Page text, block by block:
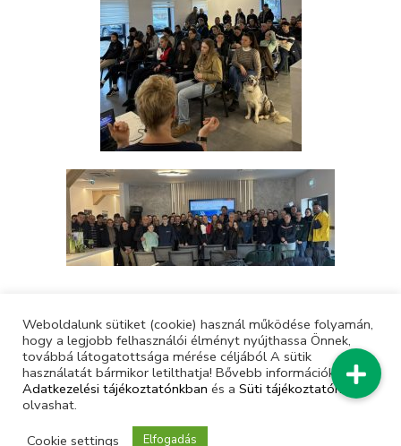
Weboldalunk sütiket (cookie) használ működése folyamán,
hogy a legjobb felhasználói élményt nyújthassa Önnek,
továbbá látogatottsága mérése céljából A sütik
használatát bármikor letilthatja! Bővebb információkat erről
Adatkezelési tájékoztatónkban és a Süti tájékoztatónkban
olvashat.
Cookie settings
Elfogadás